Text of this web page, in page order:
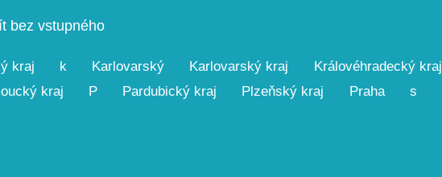
bez vstupného
kraj k Karlovarský Karlovarský kraj Královéhradecký kraj
kraj P Pardubický kraj Plzeňský kraj Praha s